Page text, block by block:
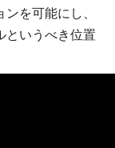
を可能にし、
というべき位置